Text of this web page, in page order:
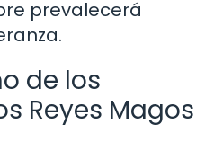
prevalecerá
de los
Reyes Magos